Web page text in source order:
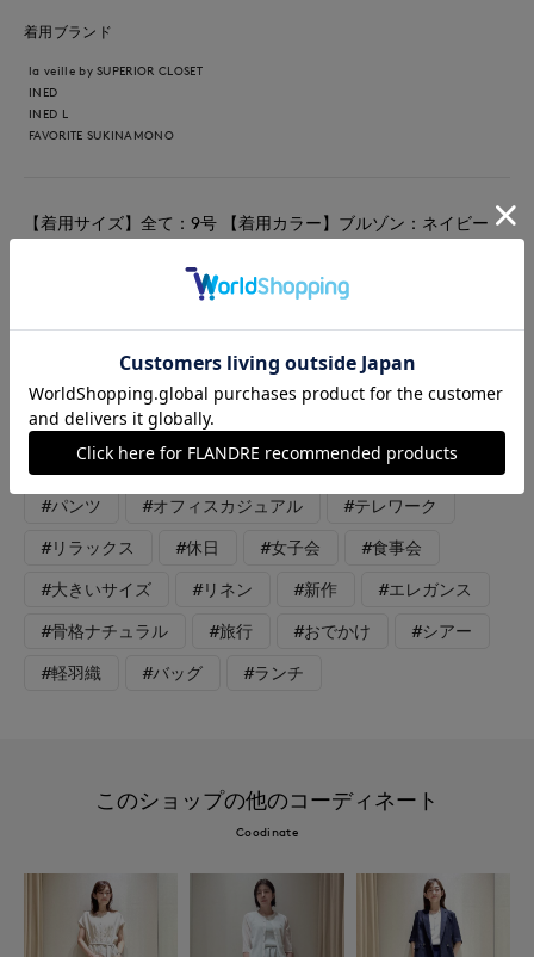
着用ブランド
la veille by SUPERIOR CLOSET
INED
INED L
FAVORITE SUKINAMONO
【着用サイズ】全て：9号 【着用カラー】ブルゾン：ネイビー
リ 初夏にお出かけにおすすめ、la veilleリネンブルゾンのご紹介
インです。 きれいな光沢感があり、ネイビーカラーも重くなり
すぎない、大人のエレガントスタイリングです。
#カットソー #ブラウス #ジャケット
#パンツ #オフィスカジュアル #テレワーク
#リラックス #休日 #女子会 #食事会
#大きいサイズ #リネン #新作 #エレガンス
#骨格ナチュラル #旅行 #おでかけ #シアー
#軽羽織 #バッグ #ランチ
このショップの他のコーディネート
Coodinate